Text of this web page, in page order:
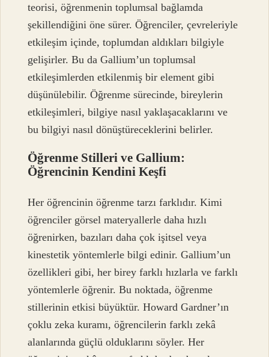
teorisi, öğrenmenin toplumsal bağlamda
şekillendiğini öne sürer. Öğrenciler, çevreleriyle
etkileşim içinde, toplumdan aldıkları bilgiyle
gelişirler. Bu da Gallium’un toplumsal
etkileşimlerden etkilenmiş bir element gibi
düşünülebilir. Öğrenme sürecinde, bireylerin
etkileşimleri, bilgiye nasıl yaklaşacaklarını ve
bu bilgiyi nasıl dönüştüreceklerini belirler.
Öğrenme Stilleri ve Gallium:
Öğrencinin Kendini Keşfi
Her öğrencinin öğrenme tarzı farklıdır. Kimi
öğrenciler görsel materyallerle daha hızlı
öğrenirken, bazıları daha çok işitsel veya
kinestetik yöntemlerle bilgi edinir. Gallium’un
özellikleri gibi, her birey farklı hızlarla ve farklı
yöntemlerle öğrenir. Bu noktada, öğrenme
stillerinin etkisi büyüktür. Howard Gardner’ın
çoklu zeka kuramı, öğrencilerin farklı zekâ
alanlarında güçlü olduklarını söyler. Her